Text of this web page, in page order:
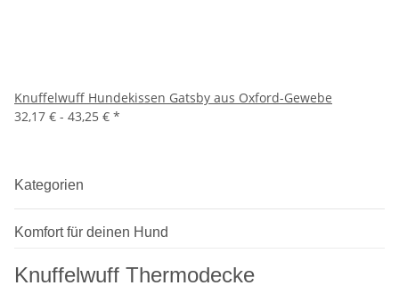
Knuffelwuff Hundekissen Gatsby aus Oxford-Gewebe
32,17 € - 43,25 € *
Kategorien
Komfort für deinen Hund
Knuffelwuff Thermodecke